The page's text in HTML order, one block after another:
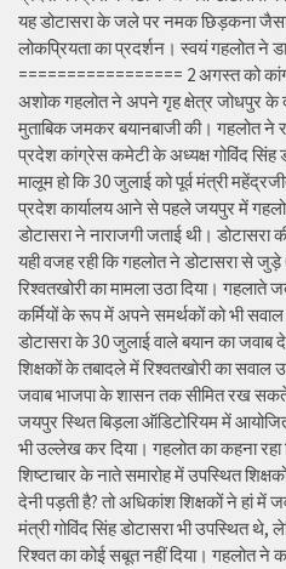
यह डोटासरा के जले पर नमक छिड़कना
लोकप्रियता का प्रदर्शन। स्वयं गहलोत ने
================= 2 अगस्त को
अशोक गहलोत ने अपने गृह क्षेत्र जोधपुर
मुताबिक जमकर बयानबाजी की। गहलोत ने
प्रदेश कांग्रेस कमेटी के अध्यक्ष गोविंद सिंह
मालूम हो कि 30 जुलाई को पूर्व मंत्री
प्रदेश कार्यालय आने से पहले जयपुर में
डोटासरा ने नाराजगी जताई थी। डोटासरा
यही वजह रही कि गहलोत ने डोटासरा से जुड़े
रिश्वतखोरी का मामला उठा दिया। गहलाते
कर्मियों के रूप में अपने समर्थकों को भी
डोटासरा के 30 जुलाई वाले बयान का
शिक्षकों के तबादले में रिश्वतखोरी का सवाल
जवाब भाजपा के शासन तक सीमित रख सकते
जयपुर स्थित बिड़ला ऑडिटोरियम में
भी उल्लेख कर दिया। गहलोत का कहना
शिष्टाचार के नाते समारोह में उपस्थित
देनी पड़ती है? तो अधिकांश शिक्षकों ने हां में
मंत्री गोविंद सिंह डोटासरा भी उपस्थित थे,
रिश्वत का कोई सबूत नहीं दिया। गहलोत ने